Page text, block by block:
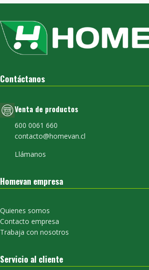
Contáctanos
Venta de productos
600 0061 660
contacto@homevan.cl
Llámanos
Homevan empresa
Quienes somos
Contacto empresa
Trabaja con nosotros
Servicio al cliente